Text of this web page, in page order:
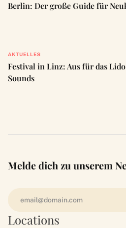
Berlin: Der große Guide für
AKTUELLES
Festival in Linz: Aus für das Lido
Sounds
Locations
Melde dich zu unserem